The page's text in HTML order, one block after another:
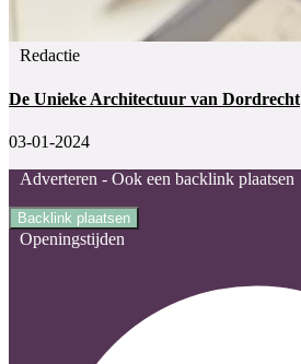
Redactie
De Unieke Architectuur van Dordrecht
03-01-2024
Adverteren - Ook een backlink plaatsen
Backlink plaatsen
Openingstijden